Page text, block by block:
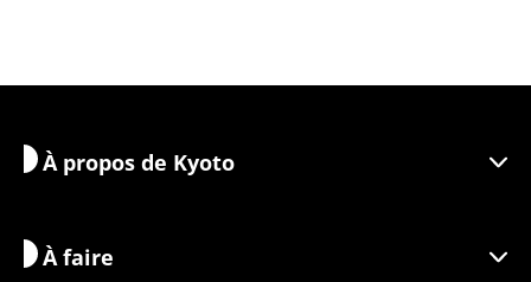
À propos de Kyoto
Découvrir Kyoto
À faire